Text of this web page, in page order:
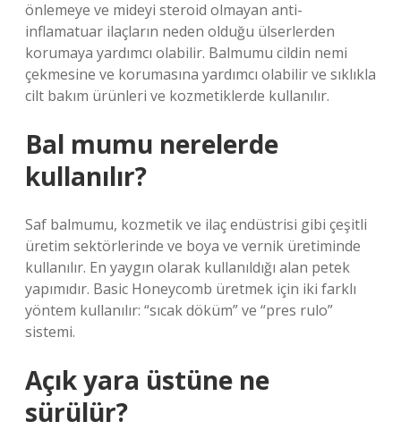
önlemeye ve mideyi steroid olmayan anti-
inflamatuar ilaçların neden olduğu ülserlerden
korumaya yardımcı olabilir. Balmumu cildin nemi
çekmesine ve korumasına yardımcı olabilir ve sıklıkla
cilt bakım ürünleri ve kozmetiklerde kullanılır.
Bal mumu nerelerde
kullanılır?
Saf balmumu, kozmetik ve ilaç endüstrisi gibi çeşitli
üretim sektörlerinde ve boya ve vernik üretiminde
kullanılır. En yaygın olarak kullanıldığı alan petek
yapımıdır. Basic Honeycomb üretmek için iki farklı
yöntem kullanılır: “sıcak döküm” ve “pres rulo”
sistemi.
Açık yara üstüne ne
sürülür?